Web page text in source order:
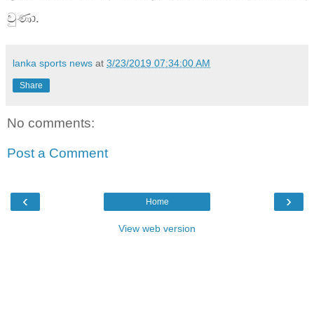
වුණා.
lanka sports news at 3/23/2019 07:34:00 AM
Share
No comments:
Post a Comment
‹ ›
Home
View web version